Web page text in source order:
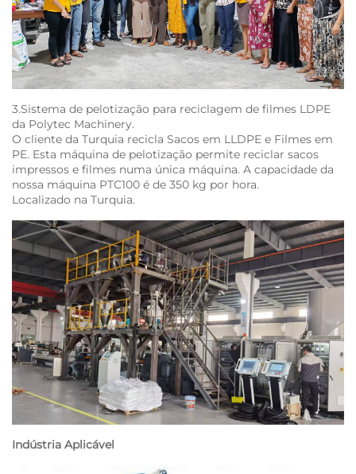
3.Sistema de pelotização para reciclagem de filmes LDPE
da Polytec Machinery.
O cliente da Turquia recicla Sacos em LLDPE e Filmes em
PE. Esta máquina de pelotização permite reciclar sacos
impressos e filmes numa única máquina. A capacidade da
nossa máquina PTC100 é de 350 kg por hora.
Localizado na Turquia.
Indústria Aplicável